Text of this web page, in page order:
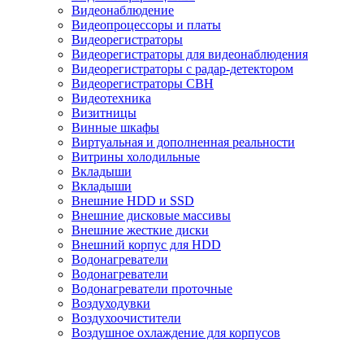
Видеонаблюдение
Видеопроцессоры и платы
Видеорегистраторы
Видеорегистраторы для видеонаблюдения
Видеорегистраторы с радар-детектором
Видеорегистраторы СВН
Видеотехника
Визитницы
Винные шкафы
Виртуальная и дополненная реальности
Витрины холодильные
Вкладыши
Вкладыши
Внешние HDD и SSD
Внешние дисковые массивы
Внешние жесткие диски
Внешний корпус для HDD
Водонагреватели
Водонагреватели
Водонагреватели проточные
Воздуходувки
Воздухоочистители
Воздушное охлаждение для корпусов